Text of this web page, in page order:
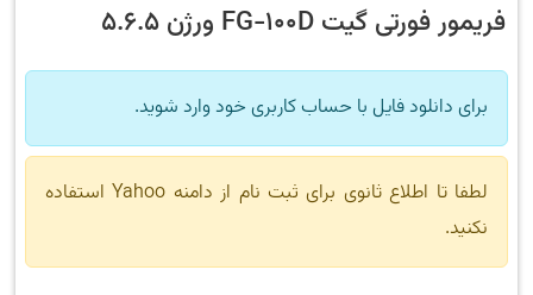
فریمور فورتی گیت FG-100D ورژن 5.6.5
برای دانلود فایل با حساب کاربری خود وارد شوید.
لطفا تا اطلاع ثانوی برای ثبت نام از دامنه Yahoo استفاده
نکنید.